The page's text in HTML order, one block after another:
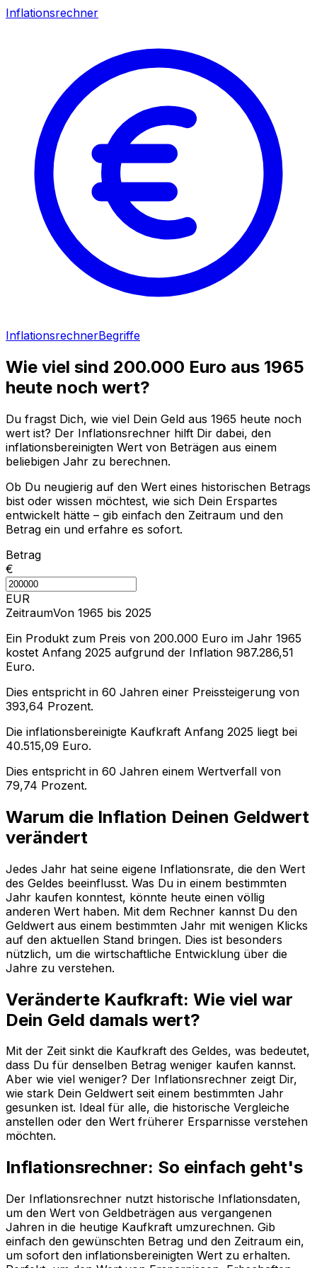
Inflationsrechner
InflationsrechnerBegriffe
Wie viel sind 200.000 Euro aus 1965
heute noch wert?
Du fragst Dich, wie viel Dein Geld aus 1965 heute noch
wert ist? Der Inflationsrechner hilft Dir dabei, den
inflationsbereinigten Wert von Beträgen aus einem
beliebigen Jahr zu berechnen.
Ob Du neugierig auf den Wert eines historischen Betrags
bist oder wissen möchtest, wie sich Dein Erspartes
entwickelt hätte – gib einfach den Zeitraum und den
Betrag ein und erfahre es sofort.
Betrag
€
EUR
ZeitraumVon 1965 bis 2025
Ein Produkt zum Preis von 200.000 Euro im Jahr 1965
kostet Anfang 2025 aufgrund der Inflation 987.286,51
Euro.
Dies entspricht in 60 Jahren einer Preissteigerung von
393,64 Prozent.
Die inflationsbereinigte Kaufkraft Anfang 2025 liegt bei
40.515,09 Euro.
Dies entspricht in 60 Jahren einem Wertverfall von
79,74 Prozent.
Warum die Inflation Deinen Geldwert
verändert
Jedes Jahr hat seine eigene Inflationsrate, die den Wert
des Geldes beeinflusst. Was Du in einem bestimmten
Jahr kaufen konntest, könnte heute einen völlig
anderen Wert haben. Mit dem Rechner kannst Du den
Geldwert aus einem bestimmten Jahr mit wenigen Klicks
auf den aktuellen Stand bringen. Dies ist besonders
nützlich, um die wirtschaftliche Entwicklung über die
Jahre zu verstehen.
Veränderte Kaufkraft: Wie viel war
Dein Geld damals wert?
Mit der Zeit sinkt die Kaufkraft des Geldes, was bedeutet,
dass Du für denselben Betrag weniger kaufen kannst.
Aber wie viel weniger? Der Inflationsrechner zeigt Dir,
wie stark Dein Geldwert seit einem bestimmten Jahr
gesunken ist. Ideal für alle, die historische Vergleiche
anstellen oder den Wert früherer Ersparnisse verstehen
möchten.
Inflationsrechner: So einfach geht's
Der Inflationsrechner nutzt historische Inflationsdaten,
um den Wert von Geldbeträgen aus vergangenen
Jahren in die heutige Kaufkraft umzurechnen. Gib
einfach den gewünschten Betrag und den Zeitraum ein,
um sofort den inflationsbereinigten Wert zu erhalten.